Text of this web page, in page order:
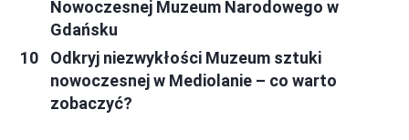
Nowoczesnej Muzeum Narodowego w
Gdańsku
Odkryj niezwykłości Muzeum sztuki
nowoczesnej w Mediolanie – co warto
zobaczyć?